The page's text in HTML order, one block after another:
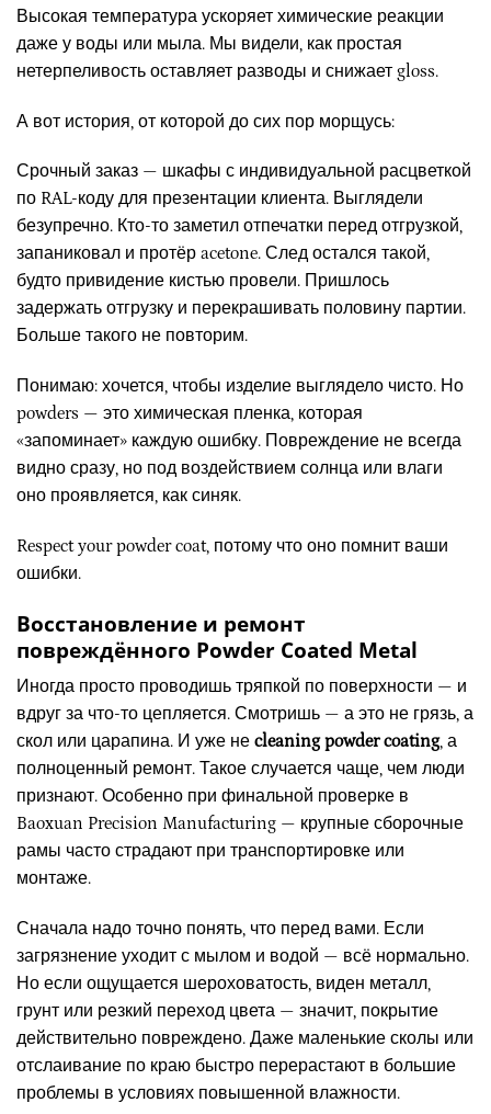
Высокая температура ускоряет химические реакции
даже у воды или мыла. Мы видели, как простая
нетерпеливость оставляет разводы и снижает gloss.
А вот история, от которой до сих пор морщусь:
Срочный заказ — шкафы с индивидуальной расцветкой
по RAL-коду для презентации клиента. Выглядели
безупречно. Кто-то заметил отпечатки перед отгрузкой,
запаниковал и протёр acetone. След остался такой,
будто привидение кистью провели. Пришлось
задержать отгрузку и перекрашивать половину партии.
Больше такого не повторим.
Понимаю: хочется, чтобы изделие выглядело чисто. Но
powders — это химическая пленка, которая
«запоминает» каждую ошибку. Повреждение не всегда
видно сразу, но под воздействием солнца или влаги
оно проявляется, как синяк.
Respect your powder coat, потому что оно помнит ваши
ошибки.
Восстановление и ремонт
повреждённого Powder Coated Metal
Иногда просто проводишь тряпкой по поверхности — и
вдруг за что-то цепляется. Смотришь — а это не грязь, а
скол или царапина. И уже не cleaning powder coating, а
полноценный ремонт. Такое случается чаще, чем люди
признают. Особенно при финальной проверке в
Baoxuan Precision Manufacturing — крупные сборочные
рамы часто страдают при транспортировке или
монтаже.
Сначала надо точно понять, что перед вами. Если
загрязнение уходит с мылом и водой — всё нормально.
Но если ощущается шероховатость, виден металл,
грунт или резкий переход цвета — значит, покрытие
действительно повреждено. Даже маленькие сколы или
отслаивание по краю быстро перерастают в большие
проблемы в условиях повышенной влажности.